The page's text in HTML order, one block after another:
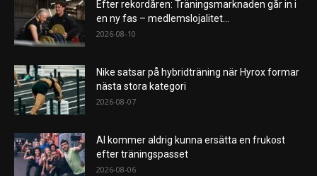
Efter rekordåren: Träningsmarknaden går in i
en ny fas – medlemslojalitet...
2026-08-10
Nike satsar på hybridträning när Hyrox formar
nästa stora kategori
2026-08-07
AI kommer aldrig kunna ersätta en frukost
efter träningspasset
2026-08-06